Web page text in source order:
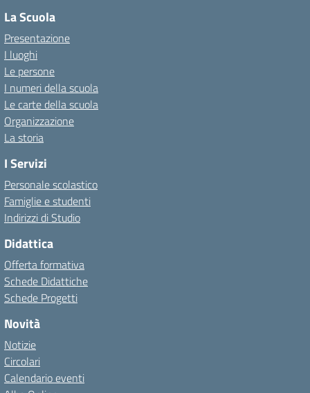
La Scuola
Presentazione
I luoghi
Le persone
I numeri della scuola
Le carte della scuola
Organizzazione
La storia
I Servizi
Personale scolastico
Famiglie e studenti
Indirizzi di Studio
Didattica
Offerta formativa
Schede Didattiche
Schede Progetti
Novità
Notizie
Circolari
Calendario eventi